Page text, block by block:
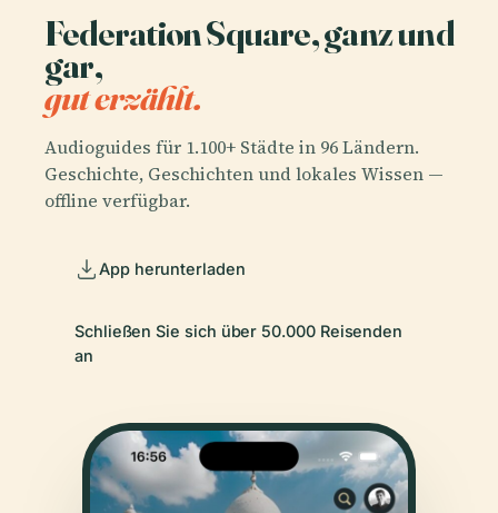
Federation Square, ganz und
gar,
gut erzählt.
Audioguides für 1.100+ Städte in 96 Ländern.
Geschichte, Geschichten und lokales Wissen —
offline verfügbar.
App herunterladen
Schließen Sie sich über 50.000 Reisenden
an